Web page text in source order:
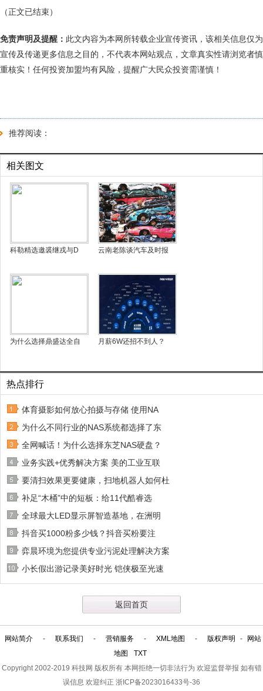
（正文已结束）
免责声明及提醒： 此文内容为本网所转载企业宣传资讯，该相关信息仅为
宣传及传递更多信息之目的，不代表本网站观点，文章真实性请浏览者慎
重核实！任何投资加盟均有风险，提醒广大民众投资需谨慎！
推荐阅读：
相关图文
科勒精选邀裘继戎与D 云南老陈谈汽车及时报
为什么选择鼎盛达全自 月薪6W还招不到人？
热点排行
体育摄影如何放心拍摄与存储 使用NA
为什么不同行业的NAS系统都选择了东
全网喊话！为什么选择东芝NAS硬盘？
业务实践+优秀解决方案 美的工业互联
要清扫效果更要健康，扫地机器人如何杜
补足“木桶”中的短板：给11代酷睿选
全球最大LED显示屏智造基地，在洲明
抖音买1000粉多少钱？抖音买粉要注
弈晨环境为您提供专业污泥处理解决方案
小长假出游记录美好时光 铠侠极至光速
返回首页
网站简介 - 联系我们 - 营销服务 - XML地图 - 版权声明 -
网站
地图
TXT
Copyright 2002-2019 科技网 版权所有 本网拒绝一切非法行为 欢迎监督举报 如有错
误信息 欢迎纠正 浙ICP备2023016433号-36